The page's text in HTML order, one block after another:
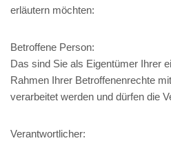
erläutern möchten:
Betroffene Person:
Das sind Sie als Eigentümer Ihrer
Rahmen Ihrer Betroffenenrechte
verarbeitet werden und dürfen die
Verantwortlicher: